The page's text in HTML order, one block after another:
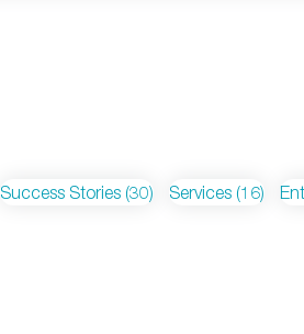
Success Stories (30) Services (16)